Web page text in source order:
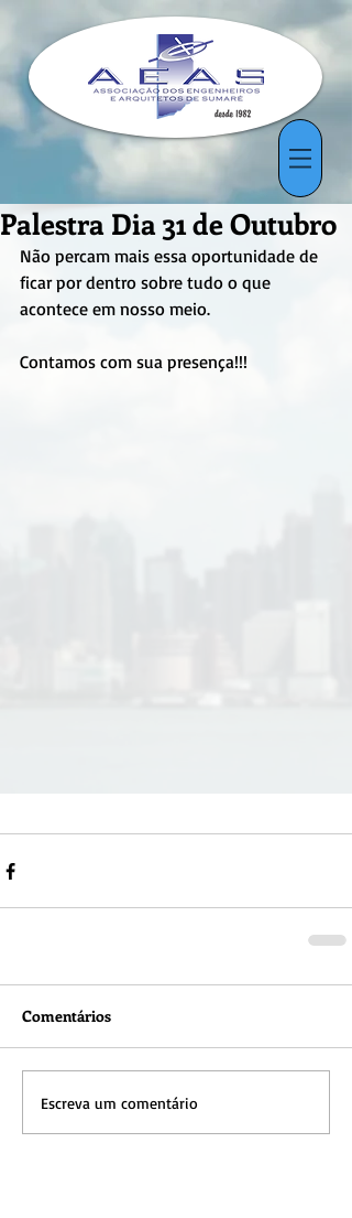
Palestra Dia 31 de Outubro
Não percam mais essa oportunidade de
ficar por dentro sobre tudo o que
acontece em nosso meio.
Contamos com sua presença!!!
Comentários
Escreva um comentário